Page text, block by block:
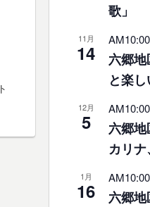
歌」
11月
14
AM10:00
六郷
と楽
12月
5
AM10:00
六郷
カリナ
1月
16
AM10:00
六郷